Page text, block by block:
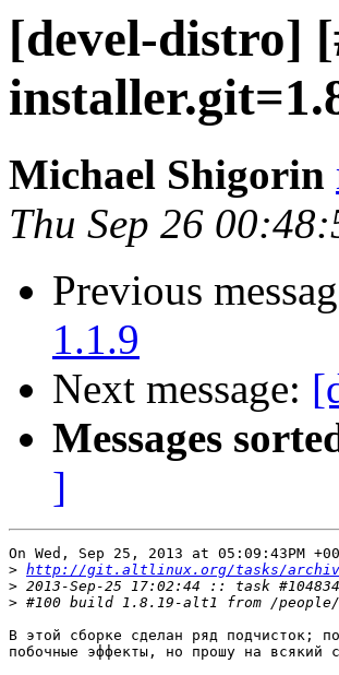
[devel-distro]
Michael Shigorin
Thu Sep 26
Previous
1.1.9
Next message:
Messages
]
On Wed, Sep 25, 2013 at 05:09:43PM
> http://git.altlinux.org/tasks/
>
>
В этой сборке сделан ряд подчисток;
побочные эффекты, но прошу на всякий